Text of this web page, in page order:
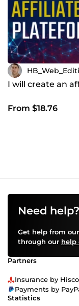
I will create an
From $18.76
Need help?
Get help from
through our help
Partners
Insurance by
Payments by
Statistics